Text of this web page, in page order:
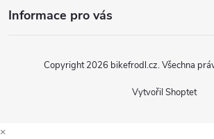
Informace pro vás
Vytvořil Shoptet
Copyright 2026 bikefrodl.cz. Všechna
×